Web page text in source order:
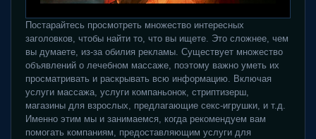
Постарайтесь просмотреть множество интересных
заголовков, чтобы найти то, что вы ищете. Это сложнее, чем
вы думаете, из-за обилия рекламы. Существует множество
объявлений о лечебном массаже, поэтому важно уметь их
просматривать и раскрывать всю информацию. Включая
услуги массажа, услуги компаньонок, стриптизерш,
магазины для взрослых, предлагающие секс-игрушки, и т.д.
Именно этим мы и занимаемся, когда рекомендуем вам
помогать компаниям, предоставляющим услуги для